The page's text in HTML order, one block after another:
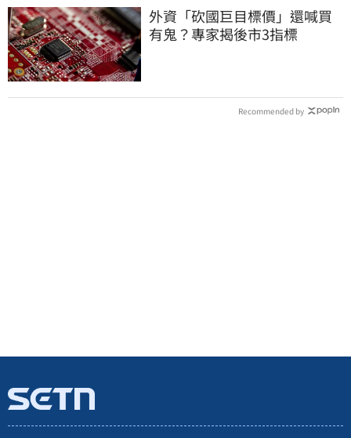
外資「砍國巨目標價」還喊買
有鬼？專家揭後市3指標
Recommended by